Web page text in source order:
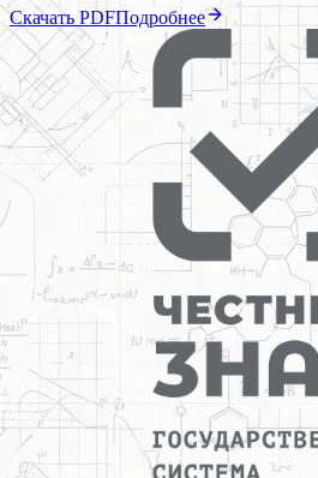
Скачать PDFПодробнее